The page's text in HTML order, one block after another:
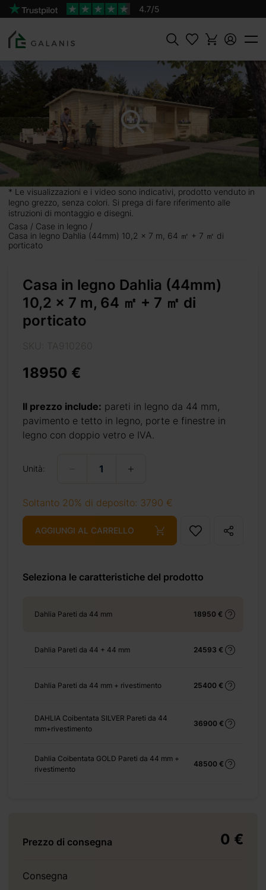
Cercare
* Le visualizzazioni e i video sono indicativi, prodotto venduto in
legno grezzo, senza colori. Si prega di fare riferimento alle
istruzioni di montaggio e disegni.
Casa
Case in legno
Casa in legno Dahlia (44mm) 10,2 x 7 m, 64 ㎡ + 7 ㎡ di
porticato
Casa in legno Dahlia (44mm)
10,2 x 7 m, 64 ㎡ + 7 ㎡ di
porticato
18950 €
Il prezzo include: pareti in legno da 44 mm,
pavimento e tetto in legno, porte e finestre in
legno con doppio vetro e IVA.
Unità:
Soltanto 20% di deposito: 3790 €
AGGIUNGI AL CARRELLO
Seleziona le caratteristiche del prodotto
Dahlia Pareti da 44 mm 18950 €
Dahlia Pareti da 44 + 44 mm 24593 €
Dahlia Pareti da 44 mm + rivestimento 25400 €
DAHLIA Coibentata SILVER Pareti da 44
mm+rivestimento
36900 €
Dahlia Coibentata GOLD Pareti da 44 mm +
rivestimento
48500 €
Prezzo di consegna 0 €
Consegna
Prodotto:
Dahlia Pareti da 44 mm
18950 €
7
un caffè
i
in 5
passare
di abete
casa in
nella
porticato/
+ 69 €
+ 69 €
+ 465 €
+ 1015 €
+ 4235 €
+ 2925 €